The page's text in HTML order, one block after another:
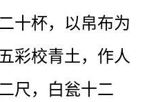
十杯，以帛布为
彩校青土，作人
尺，白瓮十二